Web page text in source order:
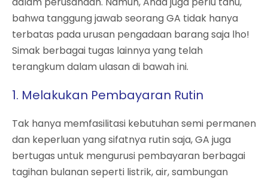
bahwa tanggung jawab seorang GA tidak hanya
terbatas pada urusan pengadaan barang saja lho!
Simak berbagai tugas lainnya yang telah
terangkum dalam ulasan di bawah ini.
1. Melakukan Pembayaran Rutin
Tak hanya memfasilitasi kebutuhan semi permanen
dan keperluan yang sifatnya rutin saja, GA juga
bertugas untuk mengurusi pembayaran berbagai
tagihan bulanan seperti listrik, air, sambungan